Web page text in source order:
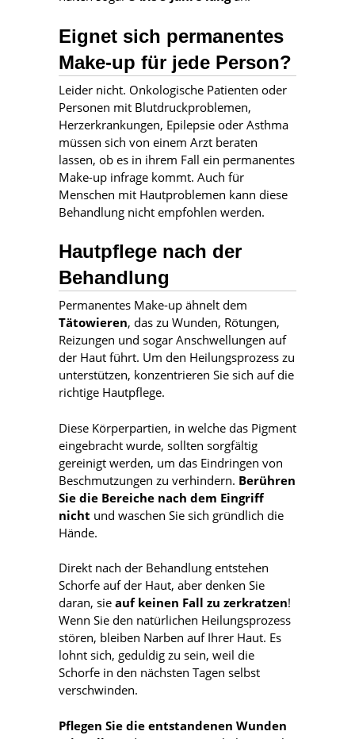
Eignet sich permanentes
Make-up für jede Person?
Leider nicht. Onkologische Patienten oder
Personen mit Blutdruckproblemen,
Herzerkrankungen, Epilepsie oder Asthma
müssen sich von einem Arzt beraten
lassen, ob es in ihrem Fall ein permanentes
Make-up infrage kommt. Auch für
Menschen mit Hautproblemen kann diese
Behandlung nicht empfohlen werden.
Hautpflege nach der
Behandlung
Permanentes Make-up ähnelt dem
Tätowieren, das zu Wunden, Rötungen,
Reizungen und sogar Anschwellungen auf
der Haut führt. Um den Heilungsprozess zu
unterstützen, konzentrieren Sie sich auf die
richtige Hautpflege.
Diese Körperpartien, in welche das Pigment
eingebracht wurde, sollten sorgfältig
gereinigt werden, um das Eindringen von
Beschmutzungen zu verhindern. Berühren
Sie die Bereiche nach dem Eingriff
nicht und waschen Sie sich gründlich die
Hände.
Direkt nach der Behandlung entstehen
Schorfe auf der Haut, aber denken Sie
daran, sie auf keinen Fall zu zerkratzen!
Wenn Sie den natürlichen Heilungsprozess
stören, bleiben Narben auf Ihrer Haut. Es
lohnt sich, geduldig zu sein, weil die
Schorfe in den nächsten Tagen selbst
verschwinden.
Pflegen Sie die entstandenen Wunden